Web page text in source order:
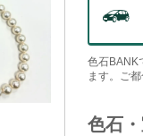
色石BANK
ます。ご
色石